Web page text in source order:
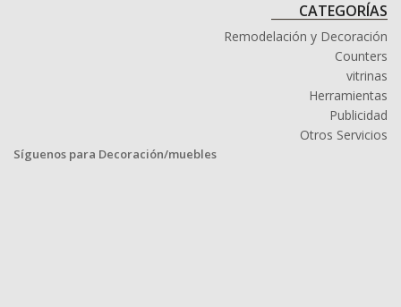
CATEGORÍAS
Remodelación y Decoración
Counters
vitrinas
Herramientas
Publicidad
Otros Servicios
Síguenos para Decoración/muebles